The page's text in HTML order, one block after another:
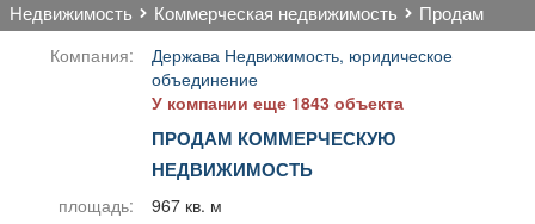
недвижимость коммерческая недвижимость продам
Компания:
Держава Недвижимость, юридическое
объединение
У компании еще 1843 объекта
ПРОДАМ КОММЕРЧЕСКУЮ
НЕДВИЖИМОСТЬ
площадь:
967 кв. м